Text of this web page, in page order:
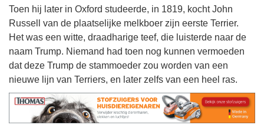
Toen hij later in Oxford studeerde, in 1819, kocht John
Russell van de plaatselijke melkboer zijn eerste Terrier.
Het was een witte, draadharige teef, die luisterde naar de
naam Trump. Niemand had toen nog kunnen vermoeden
dat deze Trump de stammoeder zou worden van een
nieuwe lijn van Terriers, en later zelfs van een heel ras.